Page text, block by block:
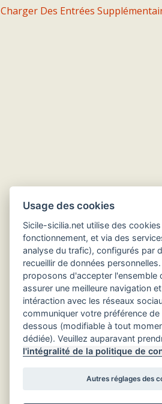
Charger Des Entrées
Hôtels en Sicile
Usage des cookies
Sicile-sicilia.net utilise des
fonctionnement, et via des
analyse du trafic), configurés par
recueillir de données
proposons d'accepter l'ensemble
assurer une meilleure navigation
intéraction avec les réseaux
communiquer votre préférence
dessous (modifiable à tout
dédiée). Veuillez auparavant
l'intégralité de la politique de
Autres réglages des